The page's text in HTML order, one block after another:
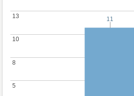
5
5
8
8
10
10
13
13 11
11